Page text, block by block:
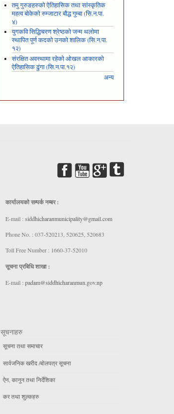
तमु गुरुङहरुको ऐतिहासिक तथा सांस्कृतिक
महत्व बोकेको रुम्जाटार बौद्ध गुम्बा (सि.न.पा.
४)
युगकवि सिद्धिचरण श्रेष्ठको जन्म थलोमा
स्थापित पूर्ण कदको उनको शालिक (सि.न.पा.
१२)
संरक्षित अवस्थामा रहेको ओखल आकारको
ऐतिहासिक ढुंगा (सि.न.पा.१२)
अन्य
कार्यालयकाे सम्पर्क नम्बर :
E-mail : siddhicharanmunicipality@gmail.com
Phone No. : 037-520213, 520625, 520683
Toll Free Number : 1660-37-52010
सूचना प्रबिधि शाखा :
E-mail : padam@siddhicharanmun.gov.np
सूचनाहरु
सूचना तथा समाचार
सार्वजनिक खरीद /बोलपत्र सूचना
ऐन, कानुन तथा निर्देशिका
कर तथा शुल्कहरु